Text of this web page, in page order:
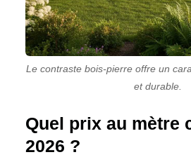
Le contraste bois-pierre offre un
et durable.
Quel prix au mètre
2026 ?